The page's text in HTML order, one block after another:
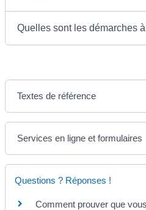
Quelles sont les démarches
Textes de référence
Services en ligne et formulaires
Questions ? Réponses !
Comment prouver que